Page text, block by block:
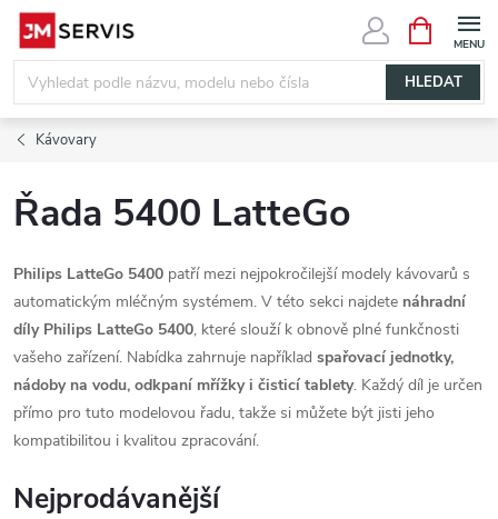
Přejít
obsah
HLEDAT
NÁKUPNÍ
KOŠÍK
Kávovary
Řada 5400 LatteGo
Philips LatteGo 5400 patří mezi nejpokročilejší modely kávovarů s
automatickým mléčným systémem. V této sekci najdete náhradní
díly Philips LatteGo 5400, které slouží k obnově plné funkčnosti
vašeho zařízení. Nabídka zahrnuje například spařovací jednotky,
nádoby na vodu, odkpaní mřížky i čisticí tablety. Každý díl je určen
přímo pro tuto modelovou řadu, takže si můžete být jisti jeho
kompatibilitou i kvalitou zpracování.
Nejprodávanější